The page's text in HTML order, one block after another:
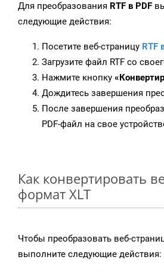
Для преобразования RTF в PDF
следующие действия:
Посетите веб-страницу RTF
Загрузите файл RTF со
Нажмите кнопку
Дождитесь завершения
После завершения
PDF-файл на свое
Как конвертировать
формат XLT
Чтобы преобразовать веб-
выполните следующие действия: